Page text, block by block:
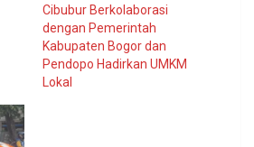
Cibubur Berkolaborasi
dengan Pemerintah
Kabupaten Bogor dan
Pendopo Hadirkan UMKM
Lokal